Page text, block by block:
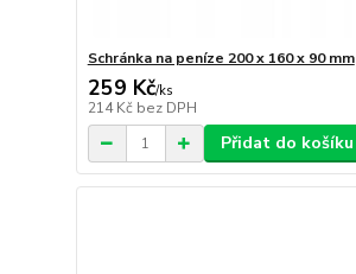
Schránka na peníze 200 x 160 x 90 mm
259 Kč/ks
214 Kč bez DPH
Přidat do košíku